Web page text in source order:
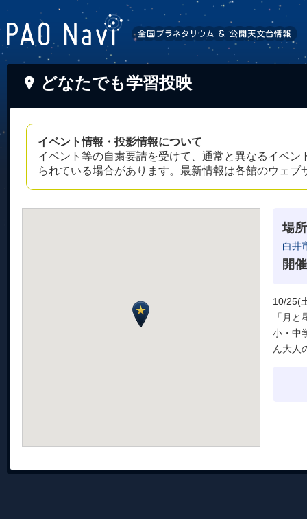
どなたでも学習投映
イベント情報・投影情報について
イベント等の自粛要請を受けて、通常と異なるイベ
られている場合があります。最新情報は各館のウェ
場所
白井
開
10/25(
「月
小・中
ん大人